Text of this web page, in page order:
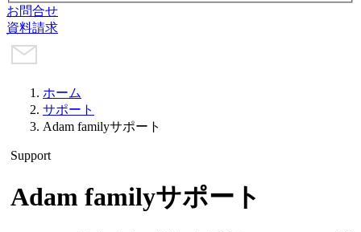
お問合せ
資料請求
ホーム
サポート
Adam familyサポート
Support
Adam familyサポート